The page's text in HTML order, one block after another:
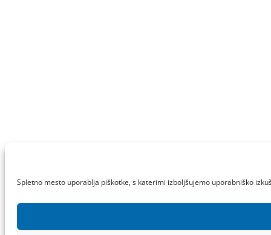
Spletno mesto uporablja piškotke, s katerimi izboljšujemo uporabniško